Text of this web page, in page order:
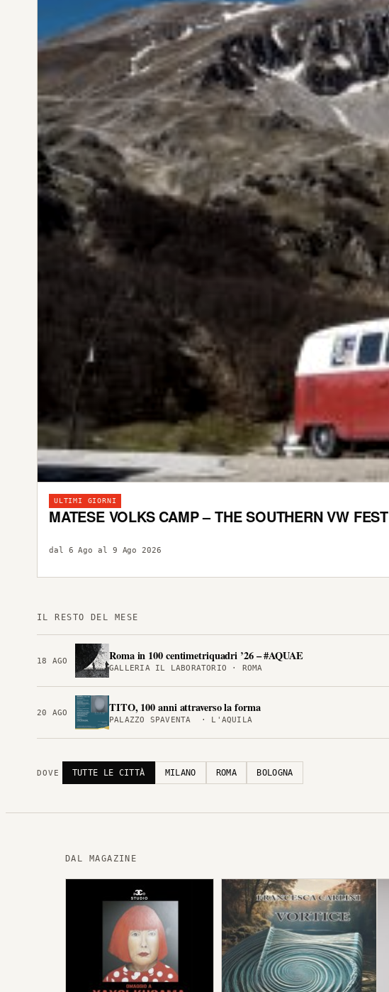
ULTIMI GIORNI
MATESE VOLKS CAMP – THE SOUTHERN VW FEST
dal 6 Ago al 9 Ago 2026
IL RESTO DEL MESE
18 AGO Roma in 100 centimetriquadri ’26 – #AQUAE
GALLERIA IL LABORATORIO · ROMA
20 AGO TITO, 100 anni attraverso la forma
PALAZZO SPAVENTA · L'AQUILA
DOVE TUTTE LE CITTÀ MILANO ROMA BOLOGNA
DAL MAGAZINE